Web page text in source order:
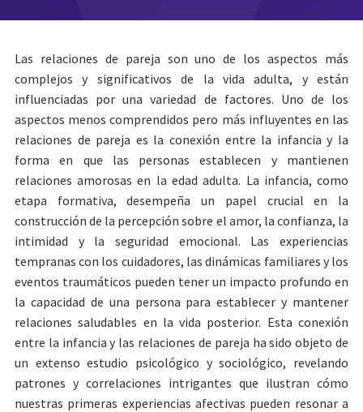
Las relaciones de pareja son uno de los aspectos más
complejos y significativos de la vida adulta, y están
influenciadas por una variedad de factores. Uno de los
aspectos menos comprendidos pero más influyentes en las
relaciones de pareja es la conexión entre la infancia y la
forma en que las personas establecen y mantienen
relaciones amorosas en la edad adulta. La infancia, como
etapa formativa, desempeña un papel crucial en la
construcción de la percepción sobre el amor, la confianza, la
intimidad y la seguridad emocional. Las experiencias
tempranas con los cuidadores, las dinámicas familiares y los
eventos traumáticos pueden tener un impacto profundo en
la capacidad de una persona para establecer y mantener
relaciones saludables en la vida posterior. Esta conexión
entre la infancia y las relaciones de pareja ha sido objeto de
un extenso estudio psicológico y sociológico, revelando
patrones y correlaciones intrigantes que ilustran cómo
nuestras primeras experiencias afectivas pueden resonar a